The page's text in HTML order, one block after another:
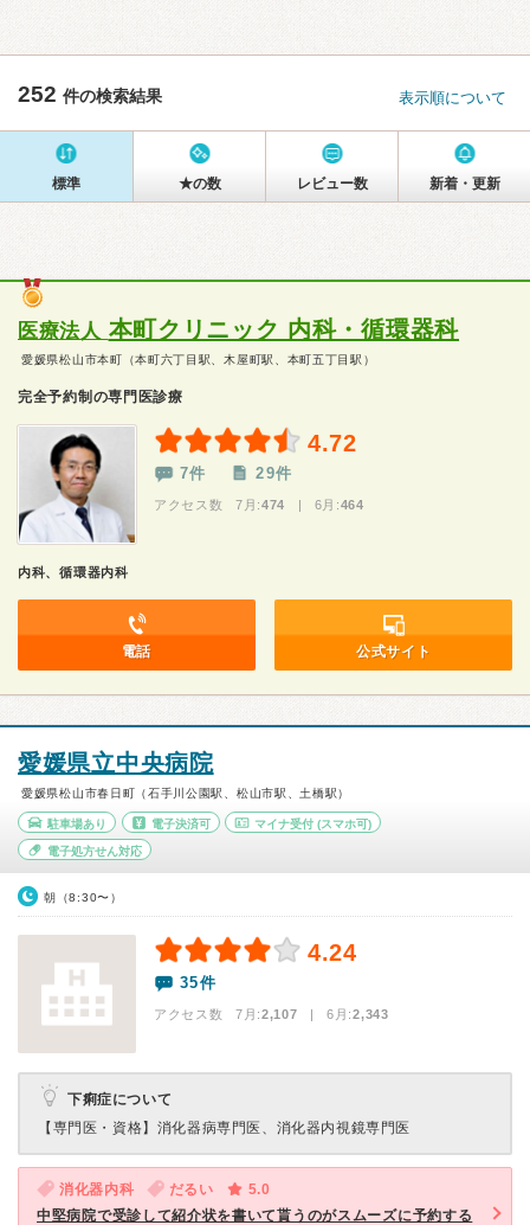
252 件の検索結果 表示順について
標準 ★の数 レビュー数 新着・更新
医療法人 本町クリニック 内科・循環器科
愛媛県松山市本町（本町六丁目駅、木屋町駅、本町五丁目駅）
完全予約制の専門医診療
4.72
7件 29件
アクセス数 7月:474 | 6月:464
内科、循環器内科
電話 公式サイト
愛媛県立中央病院
愛媛県松山市春日町（石手川公園駅、松山市駅、土橋駅）
駐車場あり 電子決済可 マイナ受付 (スマホ可)
電子処方せん対応
朝（8:30〜）
4.24
35件
アクセス数 7月:2,107 | 6月:2,343
下痢症について
【専門医・資格】 消化器病専門医、消化器内視鏡専門医
消化器内科 だるい
5.0
中堅病院で受診して紹介状を書いて貰うのがスムーズに予約する